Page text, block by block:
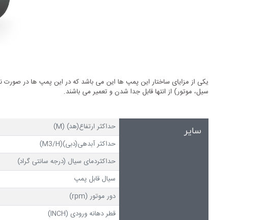
یکی از مزایای ساختار این پمپ ها این می باشد که در این پمپ ها در صورت
سیل، موتور) از انتها قابل جدا شدن و تعمیر می باشند.
سایر حداکثر ارتفاع(هد) (M)
حداکثر آبدهی(دبی)(M3/H)
حداکثردمای سیال (درجه سانتی گراد)
سیال قابل پمپ
دور موتور (rpm)
قطر دهانه ورودی (INCH)